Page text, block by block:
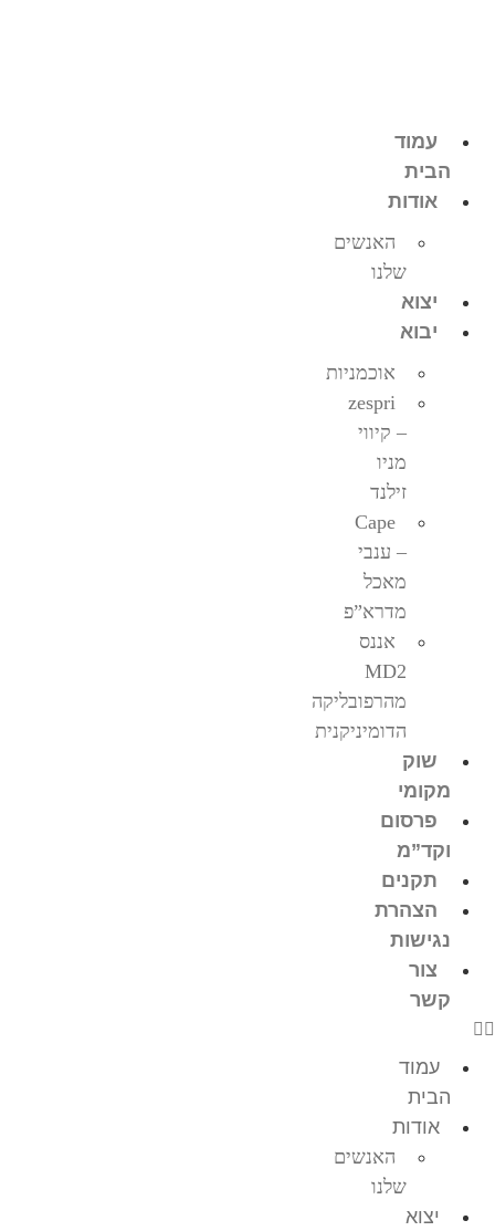
עמוד
הבית
אודות
האנשים
שלנו
יצוא
יבוא
אוכמניות
zespri
– קיווי
מניו
זילנד
Cape
– ענבי
מאכל
מדרא”פ
אננס
MD2
מהרפובליקה
הדומיניקנית
שוק
מקומי
פרסום
וקד”מ
תקנים
הצהרת
נגישות
צור
קשר
עמוד
הבית
אודות
האנשים
שלנו
יצוא